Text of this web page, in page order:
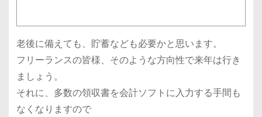
老後に備えても、貯蓄なども必要かと思います。
フリーランスの皆様、そのような方向性で来年は行き
ましょう。
それに、多数の領収書を会計ソフトに入力する手間も
なくなりますので